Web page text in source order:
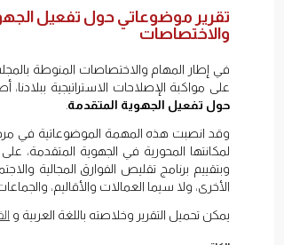
تقرير موضوعاتي حول تفعيل
والاختصاصات
في إطار المهام والاختصاصات المنوطة
على مواكبة الإصلاحات الاستراتيجية
حول تفعيل الجهوية المتقدمة
وقد انصبت هذه المهمة الموضوعاتية في
لمكانتها المحورية في الجهوية المتقدمة، على
وبتقييم برنامج تقليص الفوارق المجالية
الأخرى، ولا سيما العمالات والأقاليم،
يمكن تحميل التقرير وخلاصته باللغة العربية و